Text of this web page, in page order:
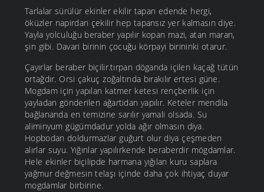
Tarlalar sürülür ekinler ekilir tapan edende hergi,
öküzler napirdan çekilir hep tapansız yer kalmasın diye.
Yayla yolculuğu beraber yapılır kopan mazi, atan maran,
şin gibi. Davari birinin çocuğu körpayi birininki otarur.
Çayırlar beraber biçilir.tırpan döganda içilen kaçağ tütün
ortağdır. Orsi çakuç zoğaltında bırakılır ertesi güne.
Mogdam için yapılan katmer ketesi rençberlik için
yayladan gönderilen ağartidan yapılır. Keteler mendila
bağlananda en temizine sarılır yamali olsada. Su
aliminyum gügümdadur yolda ağır olmasın diya.
Hopbodan doldurmazlar guğurt olur diya çeşmeden
alırlar suyu. Yığınlar yapılırkende beraberdir mögdamlar.
Hele ekinler biçilipde harmana yığılan kuru saplara
yağmur değmesin telaşı içinde daha çok ihtiyaç duyar
mogdamlar birbirine.